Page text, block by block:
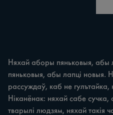
Няхай аборы пяньковыя, абы
пяньковыя, абы лапці новыя.
рассуждаў, каб не
Ніканёнак: няхай сабе
тварылі людзям, няхай такія